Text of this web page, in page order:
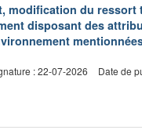
modification du
disposant des
: 22-07-2026
Date de